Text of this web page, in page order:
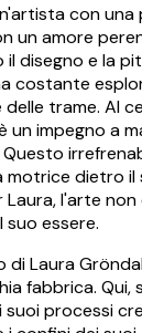
con una
un amore
disegno e la
costante
delle trame. Al
un impegno a
motrice dietro il
l'arte non
essere.
Laura
fabbrica. Qui,
processi